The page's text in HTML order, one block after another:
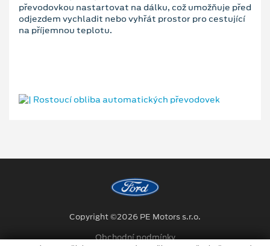
převodovkou nastartovat na dálku, což umožňuje před
odjezdem vychladit nebo vyhřát prostor pro cestující
na příjemnou teplotu.
Copyright ©2026 PE Motors s.r.o.
Obchodní podmínky